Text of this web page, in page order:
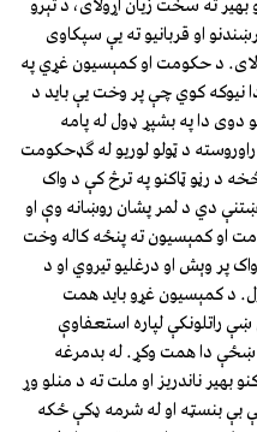
او قربانيو ته يې سپکاوى
د حکومت او کمېسيون غړي په
نيوکه کوي چې پر وخت يې بايد د
دا په بشپړ ډول له پامه
د ټولو لوريو له ګډحکومت
د رڼو ټاکنو په ترڅ کې د واک
دي د لمر پشان روښانه وې او
کمېسيون ته پنځه کاله وخت
پر وېش او درغليو تيروي او د
د کمېسيون غړو بايد همت
راتلونکې لپاره استعفاوې
ښځې دا همت وکړ. له بدمرغه
بهير ناندريز او ملت ته د منلو وړ
بنسټه او له شرمه ډکې ځکه